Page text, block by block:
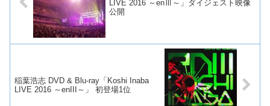
LIVE 2016 ～enⅢ～」ダイジェスト映像
公開
稲葉浩志 DVD & Blu-ray「Koshi Inaba
LIVE 2016 ～enIII～」 初登場1位